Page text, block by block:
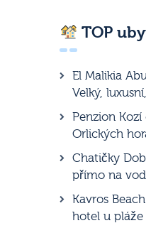
TOP
El Malikia
Velký,
Penzion
Orlických
Chatičky
přímo na
Kavros
hotel u